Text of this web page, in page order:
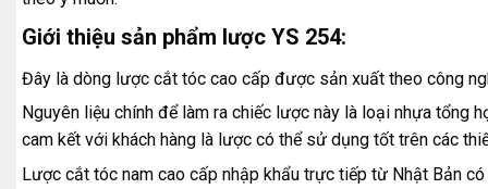
Giới thiệu sản phẩm lược YS 254:
Đây là dòng lược cắt tóc cao cấp được sản xuất theo công
Nguyên liệu chính để làm ra chiếc lược này là loại nhựa tổng
cam kết với khách hàng là lược có thể sử dụng tốt trên các
Lược cắt tóc nam cao cấp nhập khẩu trực tiếp từ Nhật Bản